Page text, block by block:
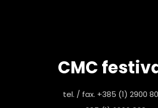
CMC
tel. / fax. +385 (1) 2900